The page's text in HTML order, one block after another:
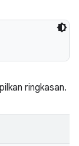
ringkasan.